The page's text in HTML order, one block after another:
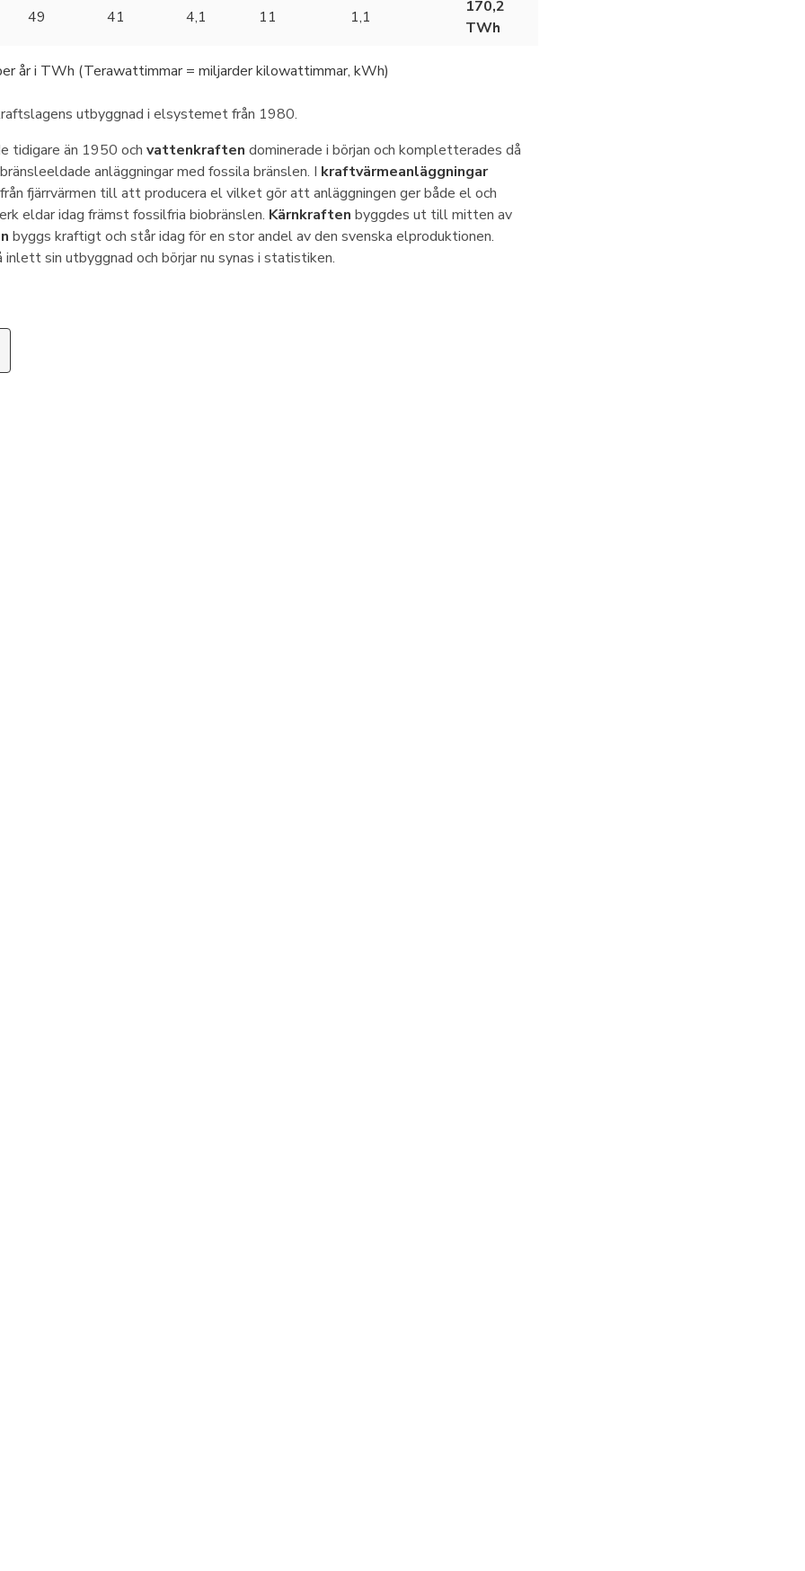
49 41 4,1 11 1,1
170,2
TWh
år i TWh (Terawattimmar = miljarder kilowattimmar, kWh)
utbyggnad i elsystemet från 1980.
tidigare än 1950 och vattenkraften dominerade i början och kompletterades då
anläggningar med fossila bränslen. I kraftvärmeanläggningar
fjärrvärmen till att producera el vilket gör att anläggningen ger både el och
eldar idag främst fossilfria biobränslen. Kärnkraften byggdes ut till mitten av
byggs kraftigt och står idag för en stor andel av den svenska elproduktionen.
inlett sin utbyggnad och börjar nu synas i statistiken.